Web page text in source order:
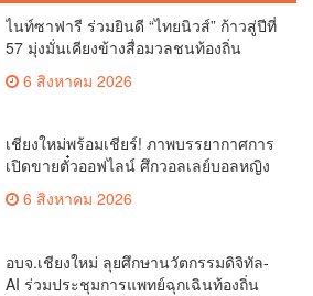
ไนท์ซาฟารี ร่วมยินดี “ไทยนิวส์” ก้าวสู่ปีที่
57 มุ่งมั่นเคียงข้างสื่อมวลชนท้องถิ่น
6 สิงหาคม 2026
เชียงใหม่พร้อมเชียร์! ภาพบรรยากาศการ
เปิดขายตั๋วออฟไลน์ ศึกวอลเลย์บอลหญิง
‘BYD DMI 6th SEA V Cup’ 6 ส.ค. นี้ รวม
6,000 ใบ
6 สิงหาคม 2026
อบจ.เชียงใหม่ ลุยศึกษานวัตกรรมดิจิทัล-
AI ร่วมประชุมการแพทย์ฉุกเฉินท้องถิ่น